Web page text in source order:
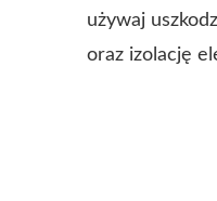
używaj
oraz izolację